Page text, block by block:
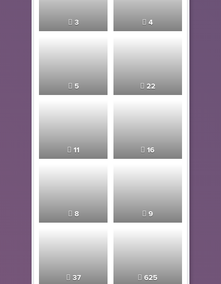
3 4
5 22
11 16
8 9
37 625